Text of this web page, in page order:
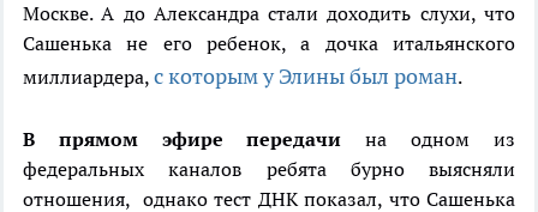
Москве. А до Александра стали доходить слухи, что
Сашенька не его ребенок, а дочка итальянского
миллиардера, с которым у Элины был роман.
В прямом эфире передачи на одном из
федеральных каналов ребята бурно выясняли
отношения, однако тест ДНК показал, что Сашенька